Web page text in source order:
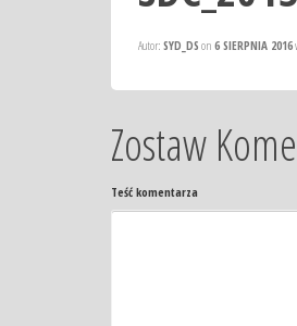
Autor: SYD_DS on 6 SIERPNIA 2016
Zostaw
Teść komentarza